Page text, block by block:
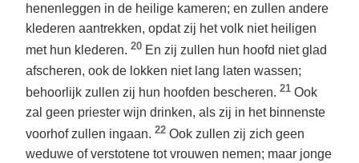
henenleggen in de heilige kameren; en zullen andere
klederen aantrekken, opdat zij het volk niet heiligen
met hun klederen. 20 En zij zullen hun hoofd niet glad
afscheren, ook de lokken niet lang laten wassen;
behoorlijk zullen zij hun hoofden bescheren. 21 Ook
zal geen priester wijn drinken, als zij in het binnenste
voorhof zullen ingaan. 22 Ook zullen zij zich geen
weduwe of verstotene tot vrouwen nemen; maar jonge